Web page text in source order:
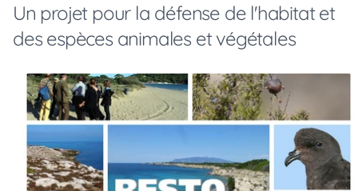
Un projet pour la défense de l'habitat et
des espèces animales et végétales